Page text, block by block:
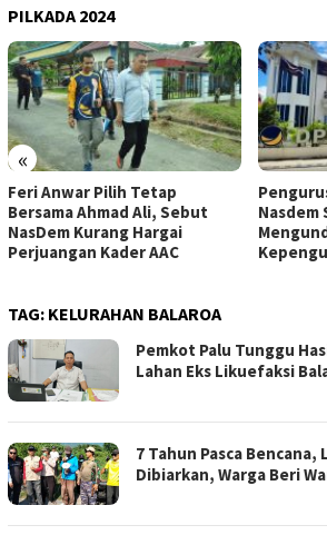
PILKADA 2024
«
Feri Anwar Pilih Tetap
Bersama Ahmad Ali, Sebut
NasDem Kurang Hargai
Perjuangan Kader AAC
Nasdem
TAG: KELURAHAN BALAROA
Pemkot Palu Tunggu
Lahan Eks Likuefaksi
7 Tahun Pasca Bencana,
Dibiarkan, Warga Beri